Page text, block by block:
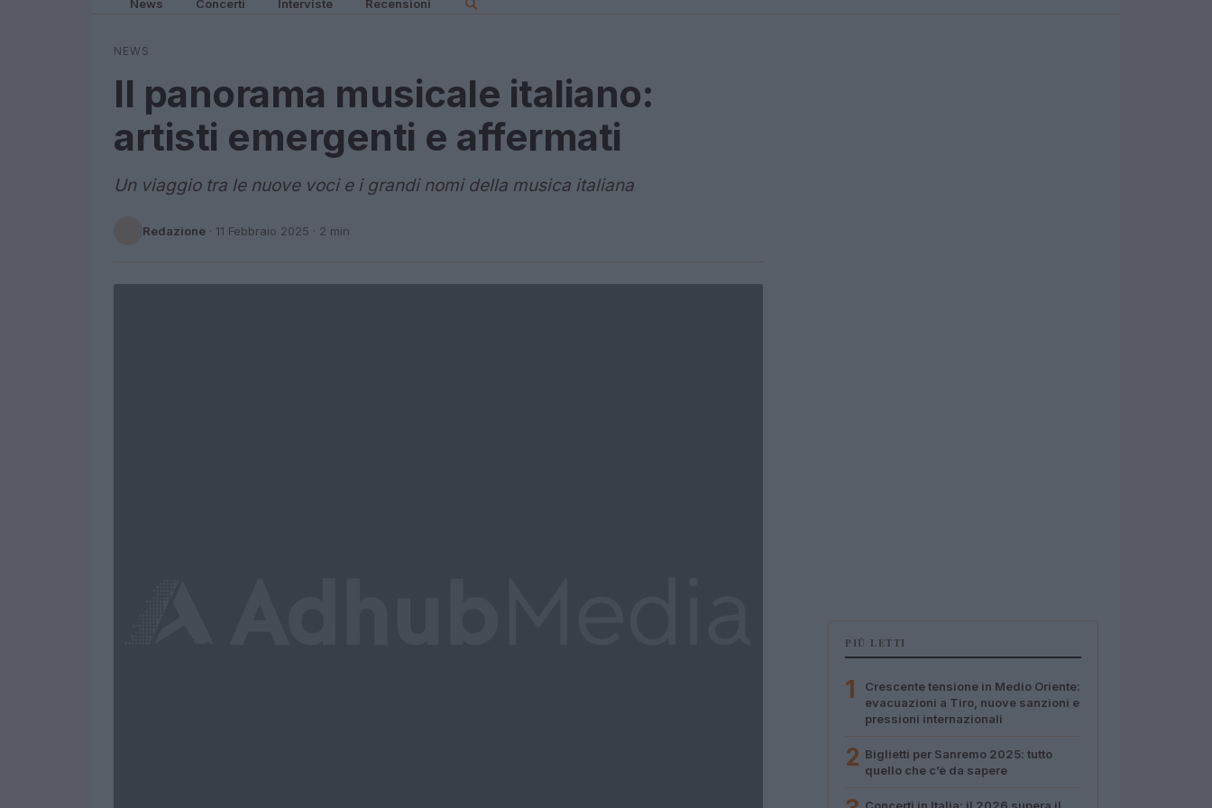
News Concerti Interviste Recensioni
NEWS
Il panorama musicale italiano:
artisti emergenti e affermati
Un viaggio tra le nuove voci e i grandi nomi della musica italiana
Redazione · 11 Febbraio 2025 · 2 min
PIÙ LETTI
1
Crescente tensione in Medio Oriente:
evacuazioni a Tiro, nuove sanzioni e
pressioni internazionali
2 Biglietti per Sanremo 2025: tutto
quello che c’è da sapere